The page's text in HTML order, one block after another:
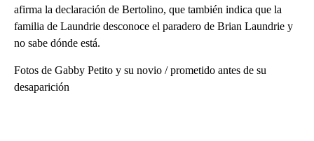
afirma la declaración de Bertolino, que también indica que la
familia de Laundrie desconoce el paradero de Brian Laundrie y
no sabe dónde está.
Fotos de Gabby Petito y su novio / prometido antes de su
desaparición